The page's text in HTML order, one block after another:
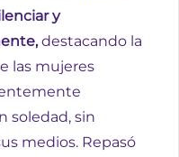
y
destacando la
las mujeres
soledad, sin
medios. Repasó